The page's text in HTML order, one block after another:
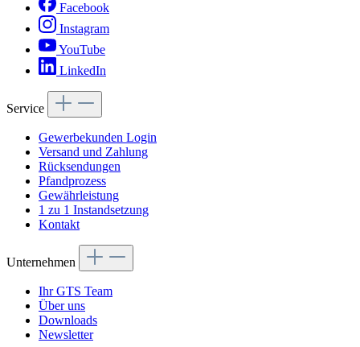
Facebook
Instagram
YouTube
LinkedIn
Service
Gewerbekunden Login
Versand und Zahlung
Rücksendungen
Pfandprozess
Gewährleistung
1 zu 1 Instandsetzung
Kontakt
Unternehmen
Ihr GTS Team
Über uns
Downloads
Newsletter